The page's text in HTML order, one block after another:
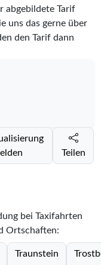
abgebildete Tarif
uns das gerne über
den Tarif dann
Teilen
bei Taxifahrten
Ortschaften:
Traunstein